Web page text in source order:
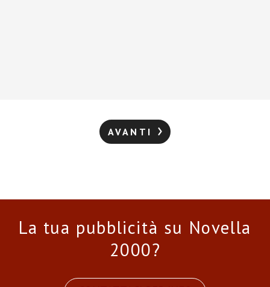
AVANTI
La tua pubblicità su Novella
2000?